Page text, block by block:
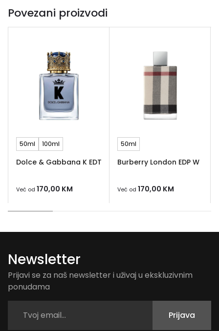
Povezani proizvodi
50ml 100ml
Dolce & Gabbana K EDT
Već od 170,00 KM
50ml
Burberry London EDP W
Već od 170,00 KM
Newsletter
Prijavi se za naš newsletter i uživaj u ekskluzivnim
ponudama
Prijava